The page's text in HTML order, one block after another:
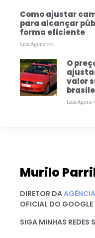
Como ajustar
para alcançar
forma eficiente
Leia Agora >>>
O
valor
Leia Agora
Murilo
DIRETOR DA
OFICIAL DO GOOGLE
SIGA MINHAS REDES